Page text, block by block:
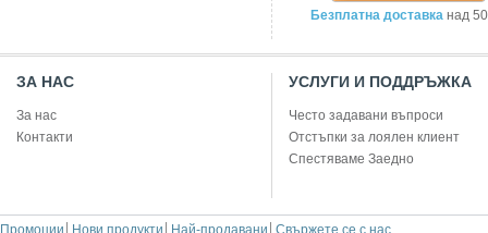
Безплатна доставка над
ЗА НАС
За нас
Контакти
УСЛУГИ И ПОДДРЪЖКА
Често задавани въпроси
Отстъпки за лоялен клиент
Спестяваме Заедно
Промоции Нови продукти Най-продавани Свържете се с нас